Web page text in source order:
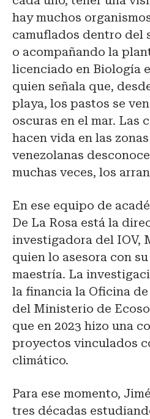
hay muchos
camuflados dentro del
o acompañando la
licenciado en Biología
quien señala que,
playa, los pastos se
oscuras en el mar. Las
hacen vida en las
venezolanas
muchas veces, los
En ese equipo de
De La Rosa está la
investigadora del IOV,
quien lo asesora con
maestría. La
la financia la Oficina
del Ministerio de
que en 2023 hizo una
proyectos vinculados
climático.
Para ese momento,
tres décadas